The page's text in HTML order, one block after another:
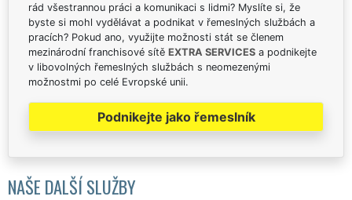
rád všestrannou práci a komunikaci s lidmi? Myslíte si, že
byste si mohl vydělávat a podnikat v řemeslných službách a
pracích? Pokud ano, využijte možnosti stát se členem
mezinárodní franchisové sítě EXTRA SERVICES a podnikejte
v libovolných řemeslných službách s neomezenými
možnostmi po celé Evropské unii.
Podnikejte jako řemeslník
NAŠE DALŠÍ SLUŽBY